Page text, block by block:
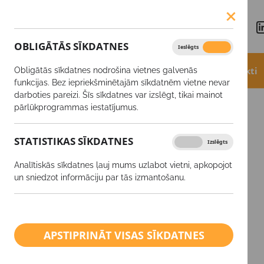
Aktualitātes Akcijas Produkti
Produkti VIVA B+Mo
SĒKLAS
Augu aizsardzības līdzekļi
Ārpussakņu mēslošanas
līdzekļi
OBLIGĀTĀS SĪKDATNES Ieslēgts
Obligātās sīkdatnes nodrošina vietnes galvenās
funkcijas. Bez iepriekšminētajām sīkdatnēm vietne nevar
darboties pareizi. Šīs sīkdatnes var izslēgt, tikai mainot
pārlūkprogrammas iestatījumus.
STATISTIKAS SĪKDATNES Izslēgts
Analītiskās sīkdatnes ļauj mums uzlabot vietni, apkopojot
un sniedzot informāciju par tās izmantošanu.
APSTIPRINĀT VISAS SĪKDATNES